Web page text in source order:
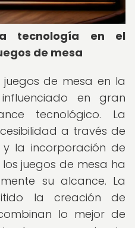
tecnología en el
de mesa
de mesa en la
en gran
tecnológico. La
a través de
la incorporación de
juegos de mesa ha
su alcance. La
la creación de
lo mejor de